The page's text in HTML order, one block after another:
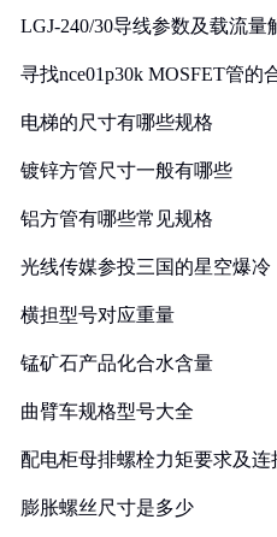
LGJ-240/30导线参数及载流量
寻找nce01p30k MOSFET管的
电梯的尺寸有哪些规格
镀锌方管尺寸一般有哪些
铝方管有哪些常见规格
光线传媒参投三国的星空爆冷
横担型号对应重量
锰矿石产品化合水含量
曲臂车规格型号大全
配电柜母排螺栓力矩要求及连
膨胀螺丝尺寸是多少